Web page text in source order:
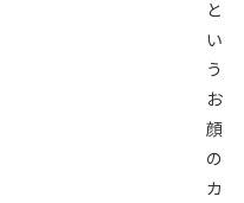
と
い
う
お
顔
の
カ